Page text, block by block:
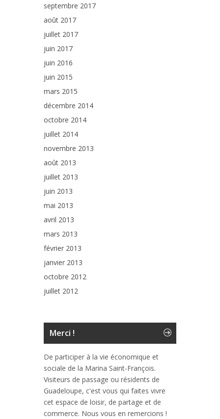
septembre 2017
août 2017
juillet 2017
juin 2017
juin 2016
juin 2015
mars 2015
décembre 2014
octobre 2014
juillet 2014
novembre 2013
août 2013
juillet 2013
juin 2013
mai 2013
avril 2013
mars 2013
février 2013
janvier 2013
octobre 2012
juillet 2012
Merci !
De participer à la vie économique et
sociale de la Marina Saint-François.
Visiteurs de passage ou résidents de
Guadeloupe, c'est vous qui faites vivre
cet espace de loisir, de partage et de
commerce. Nous vous en remercions !